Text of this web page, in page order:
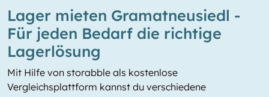
Lager mieten Gramatneusiedl -
Für jeden Bedarf die richtige
Lagerlösung
Mit Hilfe von storabble als kostenlose
Vergleichsplattform kannst du verschiedene